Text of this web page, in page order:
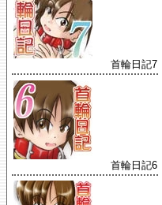
首輪日記7
首輪日記6